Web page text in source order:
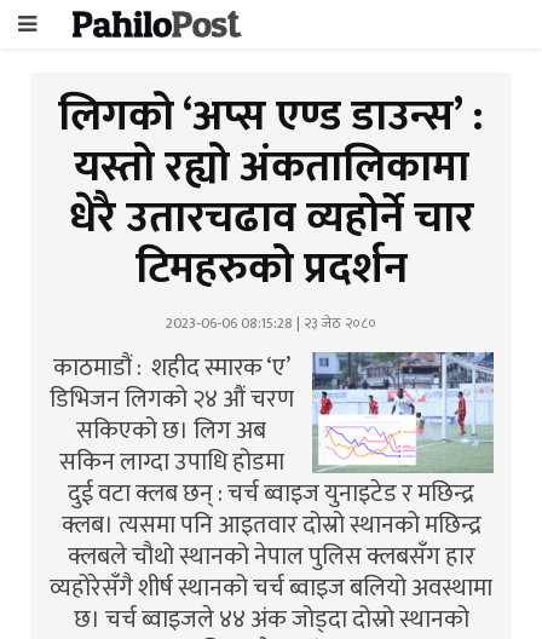
लिगको ‘अप्स एण्ड डाउन्स’ :
यस्तो रह्यो अंकतालिकामा
धेरै उतारचढाव व्यहोर्ने चार
टिमहरुको प्रदर्शन
2023-06-06 08:15:28 | २३ जेठ २०८०
काठमाडौं : शहीद स्मारक ‘ए’
डिभिजन लिगको २४ औं चरण
सकिएको छ। लिग अब
सकिन लाग्दा उपाधि होडमा
दुई वटा क्लब छन् : चर्च ब्वाइज युनाइटेड र मछिन्द्र
क्लब। त्यसमा पनि आइतवार दोस्रो स्थानको मछिन्द्र
क्लबले चौथो स्थानको नेपाल पुलिस क्लबसँग हार
व्यहोरेसँगै शीर्ष स्थानको चर्च ब्वाइज बलियो अवस्थामा
छ। चर्च ब्वाइजले ४४ अंक जोड्दा दोस्रो स्थानको